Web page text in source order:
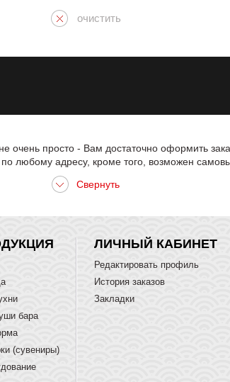
очистить
очень просто - Вам достаточно оформить
любому адресу, кроме того, возможен
бара
(сувениры)
ЛИЧНЫЙ КАБИНЕТ
Редактировать профиль
История заказов
Закладки